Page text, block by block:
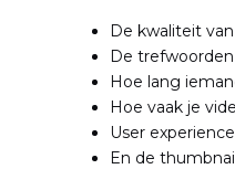
De kwaliteit
De
Hoe lang
Hoe vaak je
User
En de